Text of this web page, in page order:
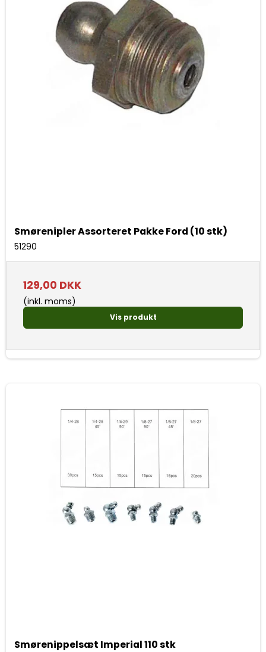
Smørenipler Assorteret Pakke Ford (10 stk)
51290
129,00 DKK
(inkl. moms)
Vis produkt
Smørenippelsæt Imperial 110 stk